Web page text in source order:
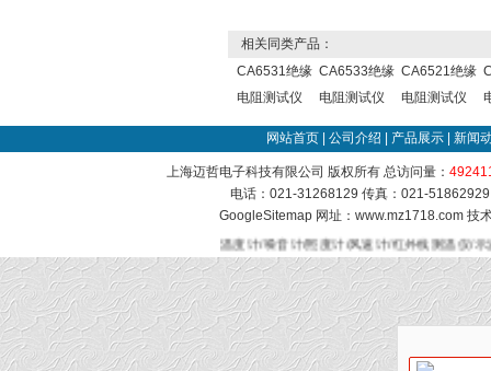
相关同类产品：
CA6531绝缘
电阻测试仪
CA6533绝缘
电阻测试仪
CA6521绝缘
电阻测试仪
网站首页 公司介绍 产品展示 新闻
上海迈哲电子科技有限公司 版权所有 总访问量：
电话：021-31268129 传真：021-
GoogleSitemap网址：www.mz1718.com 技
温度计/噪音计/照度计/风速计/红外线测温仪/